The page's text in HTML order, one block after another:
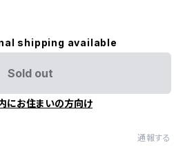
shipping available
Sold out
にお住まいの方向け
通報する